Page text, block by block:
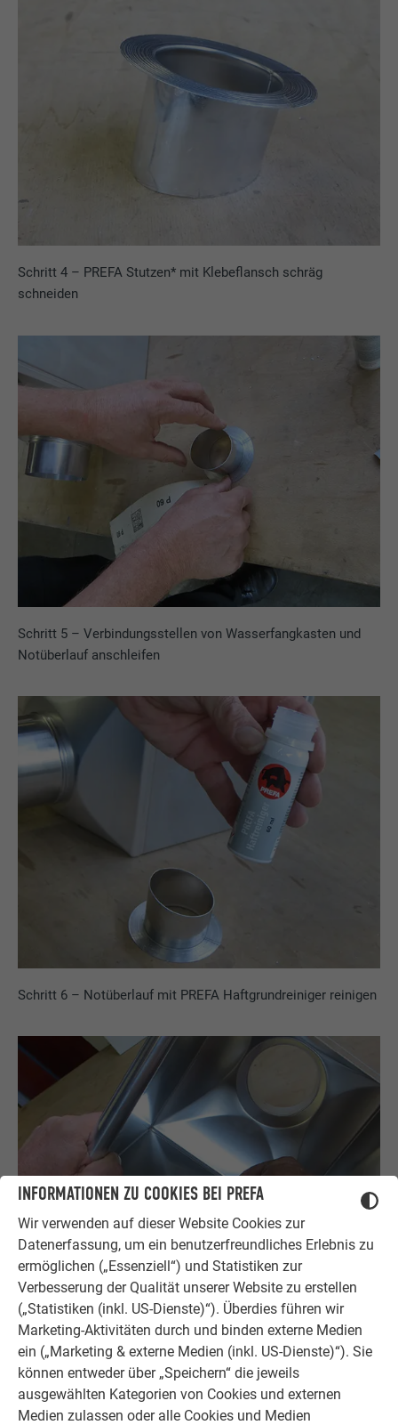
INFORMATIONEN ZU COOKIES BEI PREFA
Wir verwenden auf dieser Website Cookies zur
Datenerfassung, um ein benutzerfreundliches Erlebnis zu
ermöglichen („Essenziell“) und Statistiken zur
Verbesserung der Qualität unserer Website zu erstellen
(„Statistiken (inkl. US-Dienste)“). Überdies führen wir
Marketing-Aktivitäten durch und binden externe Medien
ein („Marketing & externe Medien (inkl. US-Dienste)“). Sie
können entweder über „Speichern“ die jeweils
ausgewählten Kategorien von Cookies und externen
Medien zulassen oder alle Cookies und Medien
Schritt 4 – PREFA Stutzen* mit Klebeflansch schräg
schneiden
Schritt 5 – Verbindungsstellen von Wasserfangkasten und
Notüberlauf anschleifen
Schritt 6 – Notüberlauf mit PREFA Haftgrundreiniger reinigen
Schritt 7 – PREFA Wasserfangkasten mit PREFA
Haftgrundreiniger reinigen